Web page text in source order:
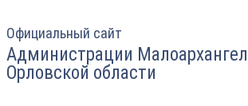
Официальный сайт
Администрации
Орловской области